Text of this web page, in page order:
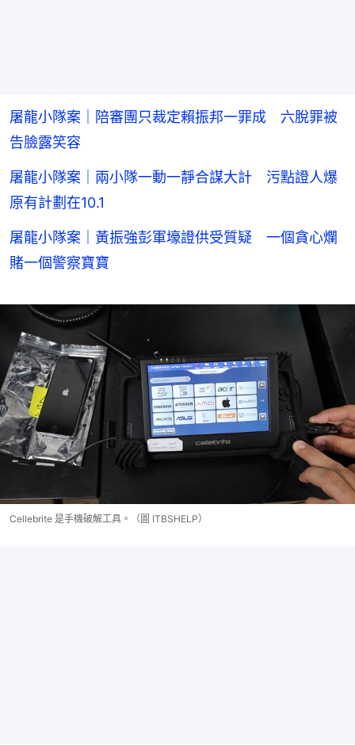
屠龍小隊案｜陪審團只裁定賴振邦一罪成 六脫罪被
告臉露笑容
屠龍小隊案｜兩小隊一動一靜合謀大計 污點證人爆
原有計劃在10.1
屠龍小隊案｜黃振強彭軍壕證供受質疑 一個貪心爛
賭一個警察寶寶
Cellebrite 是手機破解工具。（圖 ITBSHELP）